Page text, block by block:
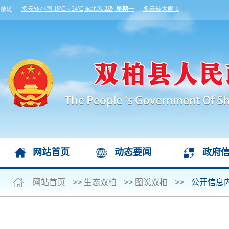
网站首页 动态要闻 政府
网站首页 >> 生态双柏 >> 图说双柏 >> 公开信息